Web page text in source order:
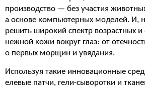
производство — без участия
а основе компьютерных моделей. И,
решить широкий спектр возрастных
нежной кожи вокруг глаз: от
о первых морщин и увядания.
Используя такие инновационные
елевые патчи, гели-сыворотки и